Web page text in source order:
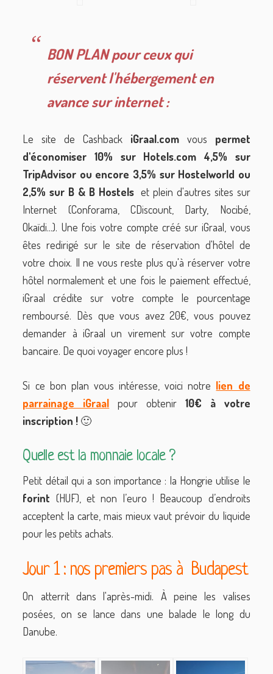
BON PLAN pour ceux qui
réservent l'hébergement en
avance sur internet :
Le site de Cashback iGraal.comvous permet
d'économiser 10% sur Hotels.com 4,5% sur
TripAdvisor ou encore 3,5% sur Hostelworld ou
2,5% sur B & B Hostelset plein d'autres sites sur
Internet (Conforama, CDiscount, Darty, Nocibé,
Okaïdi...). Une fois votre compte créé sur iGraal, vous
êtes redirigé sur le site de réservation d'hôtel de
votre choix. Il ne vous reste plus qu'à réserver votre
hôtel normalement et une fois le paiement effectué,
iGraal crédite sur votre compte le pourcentage
remboursé. Dès que vous avez 20€, vous pouvez
demander à iGraal un virement sur votre compte
bancaire. De quoi voyager encore plus !
Si ce bon plan vous intéresse, voici notre lien de
parrainage iGraal pour obtenir 10€
à votre
inscription ! 🙂
Quelle est la monnaie locale ?
Petit détail qui a son importance : la Hongrie utilise le
forint (HUF), et non l’euro ! Beaucoup d’endroits
acceptent la carte, mais mieux vaut prévoir du liquide
pour les petits achats.
Jour 1 : nos premiers pas à Budapest
On atterrit dans l'après-midi. À peine les valises
posées, on se lance dans une balade le long du
Danube.